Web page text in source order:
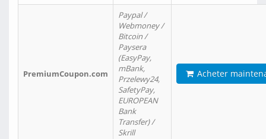
PremiumCoupon.com
Paypal /
Webmoney /
Bitcoin /
Paysera
(EasyPay,
mBank,
Przelewy24,
SafetyPay,
EUROPEAN
Bank
Transfer) /
Skrill
Acheter